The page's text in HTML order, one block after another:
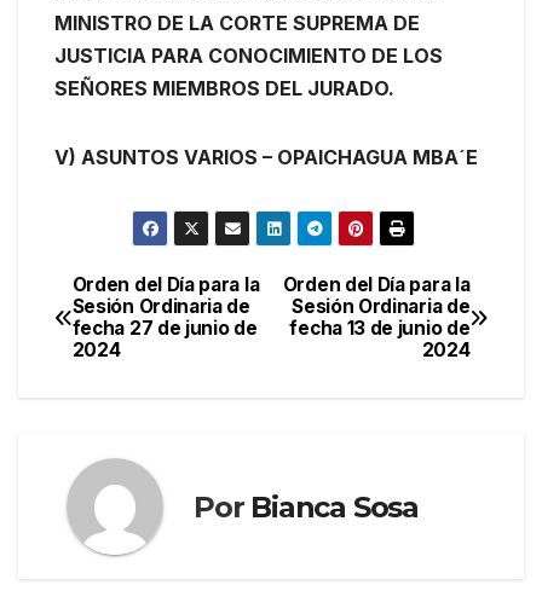
MINISTRO DE LA CORTE SUPREMA DE
JUSTICIA PARA CONOCIMIENTO DE LOS
SEÑORES MIEMBROS DEL JURADO.
V) ASUNTOS VARIOS – OPAICHAGUA MBA´E
Navegación
de
Orden del Día para la
Sesión Ordinaria de
fecha 13 de junio de
2024
Orden del Día para la
Sesión Ordinaria de
fecha 27 de junio de
2024
Por Bianca Sosa